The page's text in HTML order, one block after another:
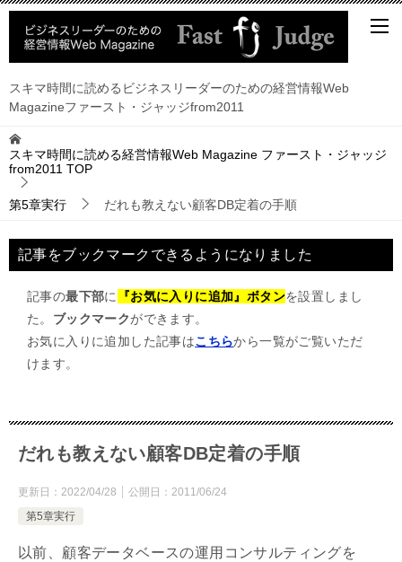
スキマ時間に読めるビジネスリーダーのための経営情報Web
Magazineファースト・ジャッジfrom2011
スキマ時間に読める経営情報Web Magazine ファースト・ジャッジ
from2011 TOP
第5章実行 だれも教えない顧客DB定着の手順
記事をブックマークできるようになりました
記事の最下部に 『お気に入りに追加』ボタンを設置しまし
た。 ブックマークができます。
お気に入りに追加した記事はこちらから一覧がご覧いただ
けます。
だれも教えない顧客DB定着の手順
更新日： 2022/04/28 公開日： 2011/06/24
第5章実行
以前、顧客データベースの運用コンサルティングを